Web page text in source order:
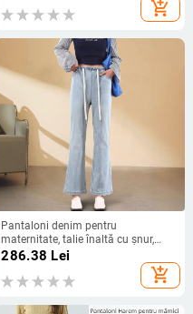
add_shopping_cart
Pantaloni denim pentru
maternitate, talie înaltă cu șnur,
croială Slim, lungime 9/10,
286.38 Lei
add_shopping_cart